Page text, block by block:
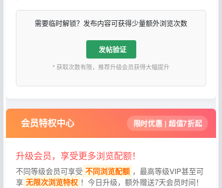
需要临时解锁？发布内容可获得少量额外浏览次数
发帖验证
* 获取次数有限，推荐升级会员获得大幅提升
会员特权中心 限时优惠 | 超值7折起
升级会员，享受更多浏览配额！
不同等级会员可享受 不同浏览配额 ，最高等级VIP甚至可
享 无限次浏览特权 ！今日升级，额外赠送7天会员时间！